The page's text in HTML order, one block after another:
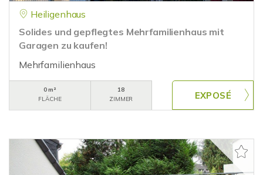
Heiligenhaus
Solides und gepflegtes Mehrfamilienhaus mit
Garagen zu kaufen!
Mehrfamilienhaus
0 m²
FLÄCHE
18
ZIMMER